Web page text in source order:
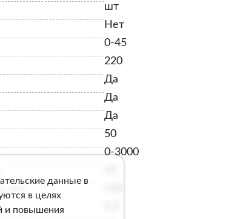
шт
Нет
0-45
220
Да
Да
Да
50
0-3000
мм
данные в
в целях
и повышения